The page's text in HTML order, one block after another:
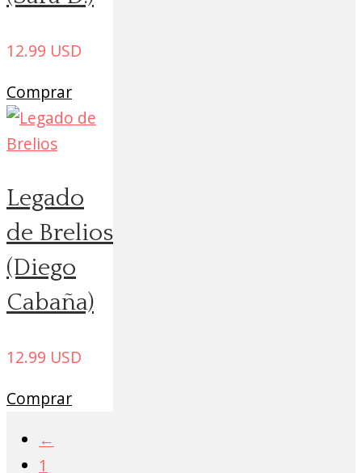
12.99 USD
Comprar
Legado
de Brelios
(Diego
Cabaña)
12.99 USD
Comprar
←
1